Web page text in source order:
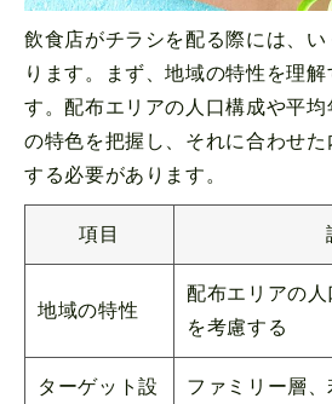
飲食店がチラシを配る際には、
ります。まず、地域の特性を理
す。配布エリアの人口構成や平均
の特色を把握し、それに合わせ
する必要があります。
項目
地域の特性
配布エリアの
を考慮する
ターゲット設
ファミリー層